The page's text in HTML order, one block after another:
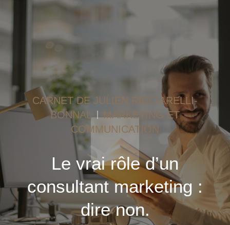
CARNET DE JULIEN RICCIARELLI-
BONNAL
MARKETING ET
COMMUNICATION
Le vrai rôle d’un
consultant marketing :
dire non.